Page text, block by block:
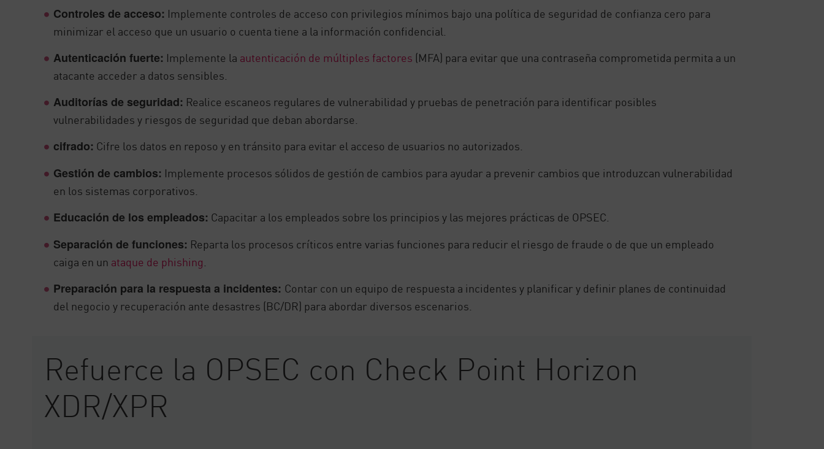
Controles de acceso: Implemente controles de acceso con privilegios mínimos bajo una política de seguridad de confianza cero para
minimizar el acceso que un usuario o cuenta tiene a la información confidencial.
Autenticación fuerte: Implemente la autenticación de múltiples factores (MFA) para evitar que una contraseña comprometida permita a un
atacante acceder a datos sensibles.
Auditorías de seguridad: Realice escaneos regulares de vulnerabilidad y pruebas de penetración para identificar posibles
vulnerabilidades y riesgos de seguridad que deban abordarse.
cifrado: Cifre los datos en reposo y en tránsito para evitar el acceso de usuarios no autorizados.
Gestión de cambios: Implemente procesos sólidos de gestión de cambios para ayudar a prevenir cambios que introduzcan vulnerabilidad
en los sistemas corporativos.
Educación de los empleados: Capacitar a los empleados sobre los principios y las mejores prácticas de OPSEC.
Separación de funciones: Reparta los procesos críticos entre varias funciones para reducir el riesgo de fraude o de que un empleado
caiga en un ataque de phishing.
Preparación para la respuesta a incidentes: Contar con un equipo de respuesta a incidentes y planificar y definir planes de continuidad
del negocio y recuperación ante desastres (BC/DR) para abordar diversos escenarios.
Refuerce la OPSEC con Check Point Horizon
XDR/XPR